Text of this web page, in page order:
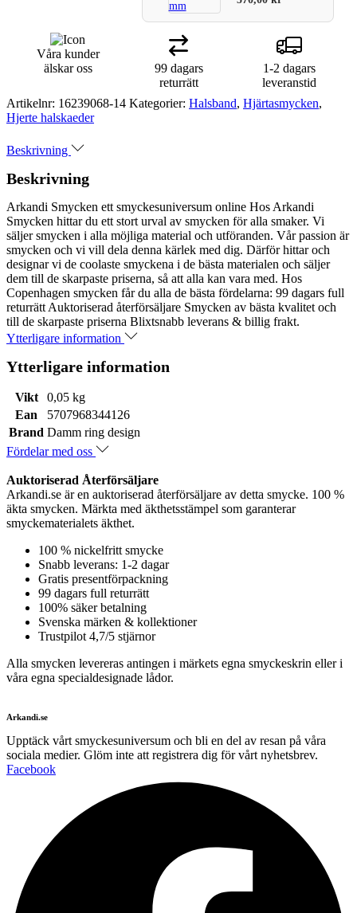
Våra kunder
älskar oss
99 dagars
returrätt
1-2 dagars
leveranstid
Artikelnr: 16239068-14 Kategorier: Halsband, Hjärtasmycken,
Hjerte halskaeder
Beskrivning
Beskrivning
Arkandi Smycken ett smyckesuniversum online Hos Arkandi
Smycken hittar du ett stort urval av smycken för alla smaker. Vi
säljer smycken i alla möjliga material och utföranden. Vår passion är
smycken och vi vill dela denna kärlek med dig. Därför hittar och
designar vi de coolaste smyckena i de bästa materialen och säljer
dem till de skarpaste priserna, så att alla kan vara med. Hos
Copenhagen smycken får du alla de bästa fördelarna: 99 dagars full
returrätt Auktoriserad återförsäljare Smycken av bästa kvalitet och
till de skarpaste priserna Blixtsnabb leverans & billig frakt.
Ytterligare information
Ytterligare information
Vikt
0,05 kg
Ean
5707968344126
Brand Damm ring design
Fördelar med oss
Auktoriserad Återförsäljare
Arkandi.se är en auktoriserad återförsäljare av detta smycke. 100 %
äkta smycken. Märkta med äkthetsstämpel som garanterar
smyckematerialets äkthet.
100 % nickelfritt smycke
Snabb leverans: 1-2 dagar
Gratis presentförpackning
99 dagars full returrätt
100% säker betalning
Svenska märken & kollektioner
Trustpilot 4,7/5 stjärnor
Alla smycken levereras antingen i märkets egna smyckeskrin eller i
våra egna specialdesignade lådor.
Arkandi.se
Upptäck vårt smyckesuniversum och bli en del av resan på våra
sociala medier. Glöm inte att registrera dig för vårt nyhetsbrev.
Facebook